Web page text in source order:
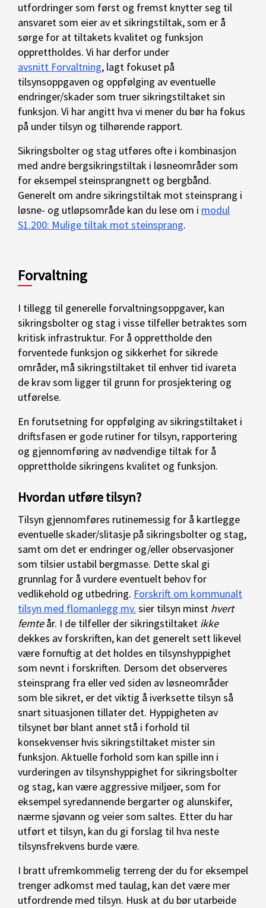
utfordringer som først og fremst knytter seg til
ansvaret som eier av et sikringstiltak, som er å
sørge for at tiltakets kvalitet og funksjon
opprettholdes. Vi har derfor under
avsnitt Forvaltning, lagt fokuset på
tilsynsoppgaven og oppfølging av eventuelle
endringer/skader som truer sikringstiltaket sin
funksjon. Vi har angitt hva vi mener du bør ha fokus
på under tilsyn og tilhørende rapport.
Sikringsbolter og stag utføres ofte i kombinasjon
med andre bergsikringstiltak i løsneområder som
for eksempel steinsprangnett og bergbånd.
Generelt om andre sikringstiltak mot steinsprang i
løsne- og utløpsområde kan du lese om i modul
S1.200: Mulige tiltak mot steinsprang.
Forvaltning
I tillegg til generelle forvaltningsoppgaver, kan
sikringsbolter og stag i visse tilfeller betraktes som
kritisk infrastruktur. For å opprettholde den
forventede funksjon og sikkerhet for sikrede
områder, må sikringstiltaket til enhver tid ivareta
de krav som ligger til grunn for prosjektering og
utførelse.
En forutsetning for oppfølging av sikringstiltaket i
driftsfasen er gode rutiner for tilsyn, rapportering
og gjennomføring av nødvendige tiltak for å
opprettholde sikringens kvalitet og funksjon.
Hvordan utføre tilsyn?
Tilsyn gjennomføres rutinemessig for å kartlegge
eventuelle skader/slitasje på sikringsbolter og stag,
samt om det er endringer og/eller observasjoner
som tilsier ustabil bergmasse. Dette skal gi
grunnlag for å vurdere eventuelt behov for
vedlikehold og utbedring. Forskrift om kommunalt
tilsyn med flomanlegg mv. sier tilsyn minst hvert
femteår. I de tilfeller der sikringstiltaket ikke
dekkes av forskriften, kan det generelt sett likevel
være fornuftig at det holdes en tilsynshyppighet
som nevnt i forskriften. Dersom det observeres
steinsprang fra eller ved siden av løsneområder
som ble sikret, er det viktig å iverksette tilsyn så
snart situasjonen tillater det. Hyppigheten av
tilsynet bør blant annet stå i forhold til
konsekvenser hvis sikringstiltaket mister sin
funksjon. Aktuelle forhold som kan spille inn i
vurderingen av tilsynshyppighet for sikringsbolter
og stag, kan være aggressive miljøer, som for
eksempel syredannende bergarter og alunskifer,
nærme sjøvann og veier som saltes. Etter du har
utført et tilsyn, kan du gi forslag til hva neste
tilsynsfrekvens burde være.
I bratt ufremkommelig terreng der du for eksempel
trenger adkomst med taulag, kan det være mer
utfordrende med tilsyn. Husk at du bør utarbeide